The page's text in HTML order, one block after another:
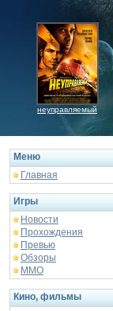
неуправляемый
Меню
Главная
Игры
Новости
Прохождения
Превью
Обзоры
ММО
Кино, фильмы